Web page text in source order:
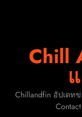
FLO เกิร์ลกรุ๊ป R&B
THERAPY AT THE
โดนใจแฟนคลับ ก่อน
ปักหมุดวันหยุดนี้! ออก
ครอบครัว สร้างควา
Chill
Chillandfin อัปเดท